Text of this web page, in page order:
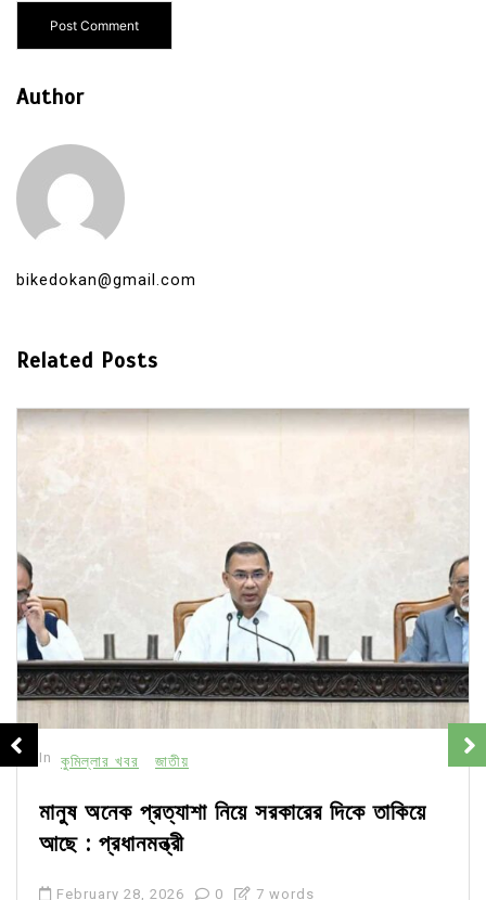
Author
bikedokan@gmail.com
Related Posts
In কুমিল্লার খবর জাতীয়
মানুষ অনেক প্রত্যাশা নিয়ে সরকারের দিকে তাকিয়ে
আছে : প্রধানমন্ত্রী
February 28, 2026 0 7 words